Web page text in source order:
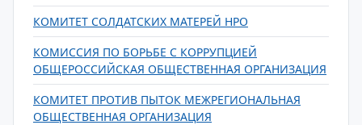
КОМИТЕТ СОЛДАТСКИХ МАТЕРЕЙ НРО
КОМИССИЯ ПО БОРЬБЕ С КОРРУПЦИЕЙ
ОБЩЕРОССИЙСКАЯ ОБЩЕСТВЕННАЯ ОРГАНИЗАЦИЯ
КОМИТЕТ ПРОТИВ ПЫТОК МЕЖРЕГИОНАЛЬНАЯ
ОБЩЕСТВЕННАЯ ОРГАНИЗАЦИЯ